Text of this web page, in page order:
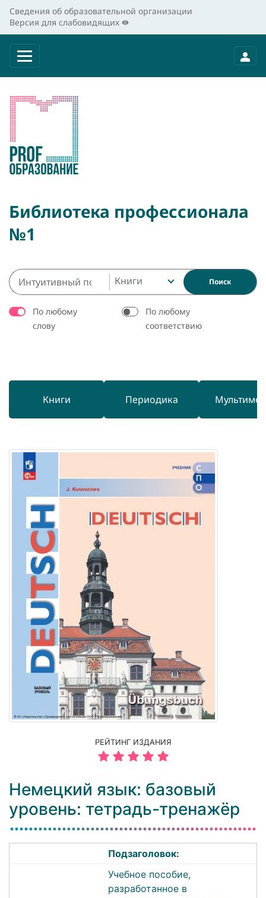
Сведения об образовательной организации
Версия для слабовидящих
Библиотека профессионала
№1
Книги Поиск
По любому
слову
По любому
соответствию
Книги Периодика
РЕЙТИНГ ИЗДАНИЯ
Немецкий язык: базовый
уровень: тетрадь-тренажёр
Подзаголовок:
Учебное пособие,
разработанное в